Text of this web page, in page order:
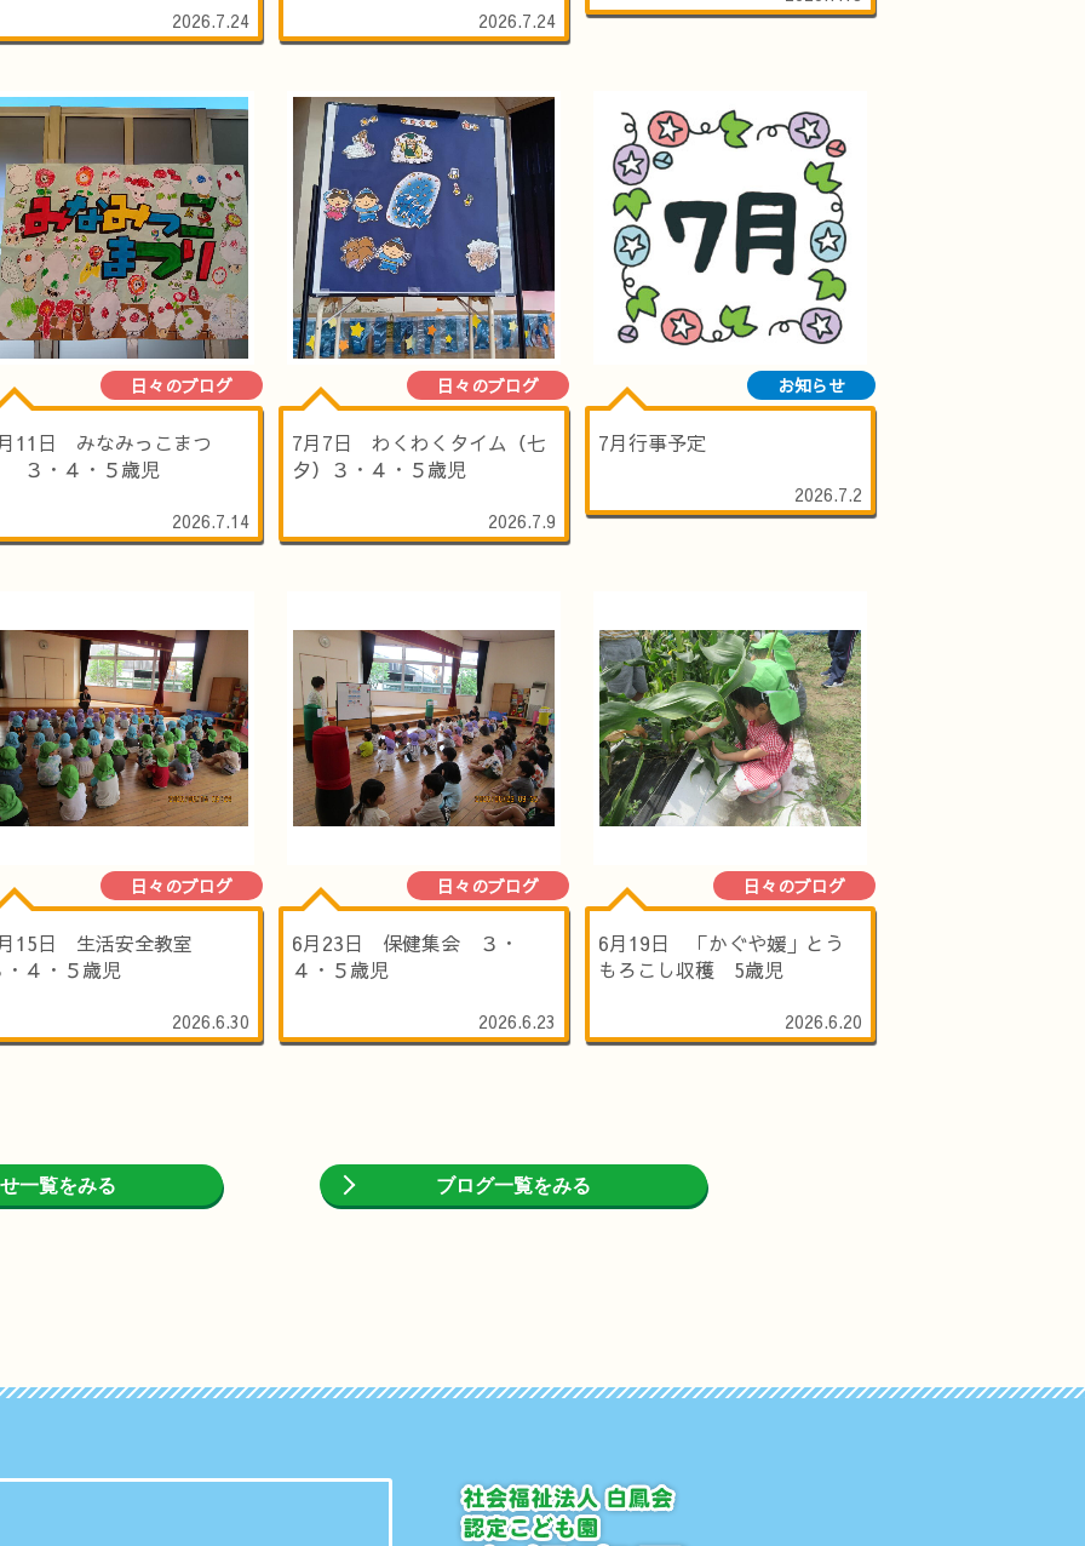
2026.7.24 2026.7.24
日々のブログ
11日 みなみっこまつ
３・４・５歳児
2026.7.14
日々のブログ
7月7日 わくわくタイム（七
夕）３・４・５歳児
2026.7.9
お知らせ
7月行事予定
2026.7.2
日々のブログ
15日 生活安全教室
・４・５歳児
2026.6.30
日々のブログ
6月23日 保健集会 ３・
４・５歳児
2026.6.23
日々のブログ
6月19日 「かぐや媛」とう
もろこし収穫 5歳児
2026.6.20
一覧をみる ブログ一覧をみる